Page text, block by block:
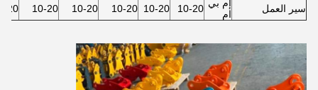
سير العمل
إم بي
ام
10-20
10-20
10-20
10-20
10-20
20